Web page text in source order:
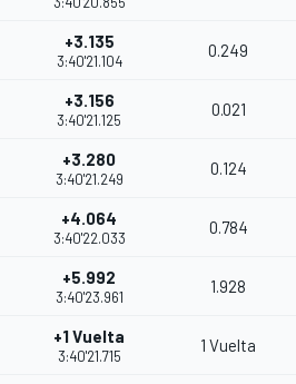
+3.135
3:40'21.104
0.249
+3.156
3:40'21.125
0.021
+3.280
3:40'21.249
0.124
+4.064
3:40'22.033
0.784
+5.992
3:40'23.961
1.928
+1 Vuelta
3:40'21.715
1 Vuelta